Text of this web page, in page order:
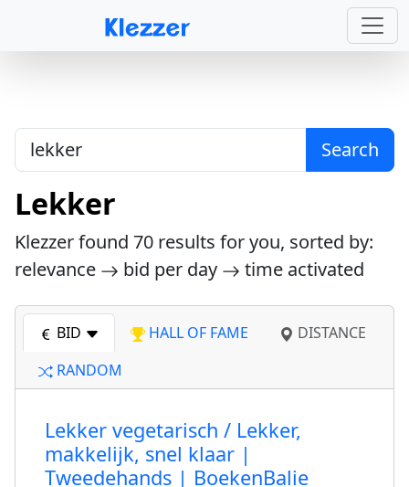
Search
Lekker
Klezzer found 70 results for you, sorted by:
relevance
bid per day time activated
BID HALL OF FAME
DISTANCE
RANDOM
Lekker vegetarisch / Lekker,
makkelijk, snel klaar |
Tweedehands | BoekenBalie